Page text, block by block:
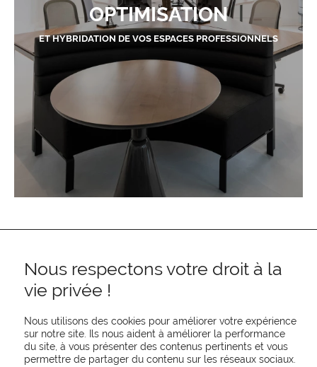
OPTIMISATION
ET HYBRIDATION DE VOS ESPACES PROFESSIONNELS
REJOIGNEZ-NOUS
Nous respectons votre droit à la
vie privée !
Nous utilisons des cookies pour améliorer votre expérience
sur notre site. Ils nous aident à améliorer la performance
du site, à vous présenter des contenus pertinents et vous
permettre de partager du contenu sur les réseaux sociaux.